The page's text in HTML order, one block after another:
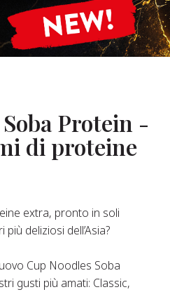
Protein -
di proteine
extra, pronto in soli
deliziosi dell’Asia?
Cup Noodles Soba
gusti più amati: Classic,